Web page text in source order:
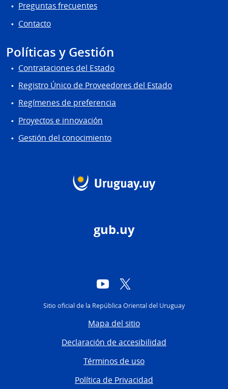
Preguntas frecuentes
Contacto
Políticas y Gestión
Contrataciones del Estado
Registro Único de Proveedores del Estado
Regímenes de preferencia
Proyectos e innovación
Gestión del conocimiento
gub.uy
YouTube
Sitio oficial de la República Oriental del Uruguay
Mapa del sitio
Declaración de accesibilidad
Términos de uso
Política de Privacidad